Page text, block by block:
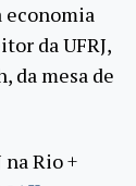
economia
da UFRJ,
da mesa de
na Rio +